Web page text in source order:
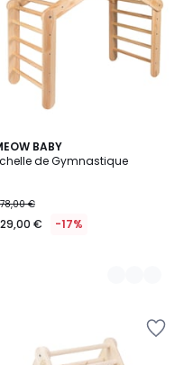
BABY
de Gymnastique
€
€ -17%